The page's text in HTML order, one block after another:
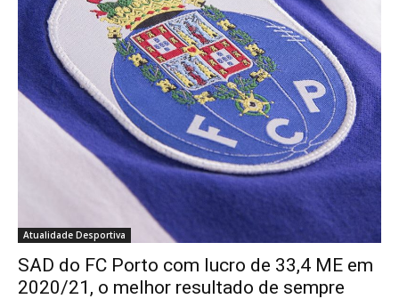
Atualidade Desportiva
SAD do FC Porto com lucro de 33,4 ME em
2020/21, o melhor resultado de sempre